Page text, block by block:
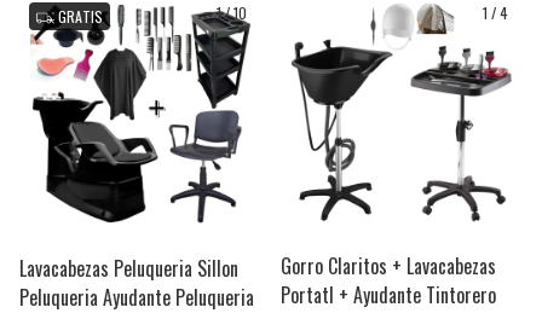
1/10
GRATIS
Lavacabezas Peluqueria Sillon
Peluqueria Ayudante Peluqueria
1 /4
Gorro Claritos + Lavacabezas
Portatl + Ayudante Tintorero